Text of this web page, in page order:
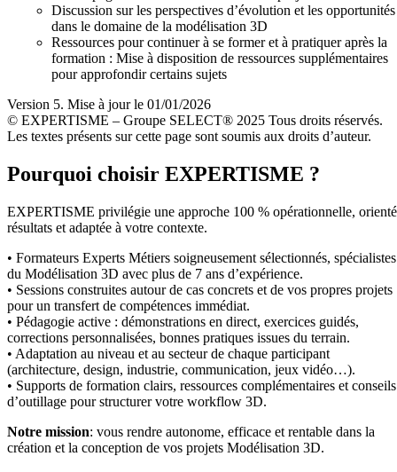
Discussion sur les perspectives d’évolution et les opportunités
dans le domaine de la modélisation 3D
Ressources pour continuer à se former et à pratiquer après la
formation : Mise à disposition de ressources supplémentaires
pour approfondir certains sujets
Version 5. Mise à jour le 01/01/2026
© EXPERTISME – Groupe SELECT® 2025 Tous droits réservés.
Les textes présents sur cette page sont soumis aux droits d’auteur.
Pourquoi choisir EXPERTISME ?
EXPERTISME privilégie une approche 100 % opérationnelle,
résultats et adaptée à votre contexte.
• Formateurs Experts Métiers soigneusement sélectionnés, spécialistes
du Modélisation 3D avec plus de 7 ans d’expérience.
• Sessions construites autour de cas concrets et de vos propres projets
pour un transfert de compétences immédiat.
• Pédagogie active : démonstrations en direct, exercices guidés,
corrections personnalisées, bonnes pratiques issues du terrain.
• Adaptation au niveau et au secteur de chaque participant
(architecture, design, industrie, communication, jeux vidéo…).
• Supports de formation clairs, ressources complémentaires et conseils
d’outillage pour structurer votre workflow 3D.
Notre mission: vous rendre autonome, efficace et rentable dans la
création et la conception de vos projets Modélisation 3D.